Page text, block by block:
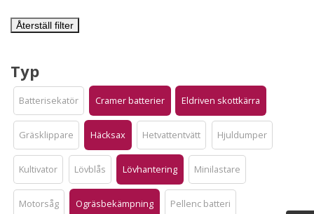
Återställ filter
Typ
Batterisekatör Cramer batterier Eldriven skottkärra
Gräsklippare Häcksax Hetvattentvätt Hjuldumper
Kultivator Lövblås Lövhantering Minilastare
Motorsåg Ogräsbekämpning Pellenc batteri